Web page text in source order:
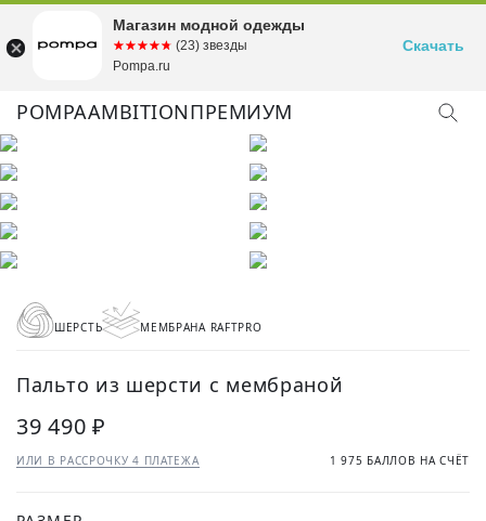
POMPAAMBITIONПРЕМИУМ
ШЕРСТЬ МЕМБРАНА RAFTPRO
Пальто из шерсти с мембраной
39 490 ₽
ИЛИ В РАССРОЧКУ 4 ПЛАТЕЖА 1 975 БАЛЛОВ НА СЧЁТ
Магазин модной одежды
☆☆☆☆☆
★★★★★ (23) звезды
Pompa.ru
Скачать